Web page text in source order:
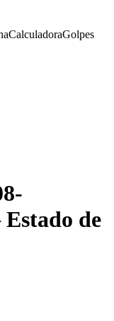
CalculadoraGolpes
Estado de